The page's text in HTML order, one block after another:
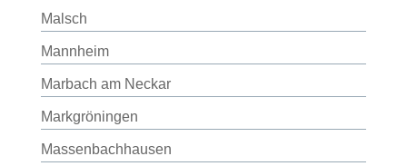
Malsch
Mannheim
Marbach am Neckar
Markgröningen
Massenbachhausen